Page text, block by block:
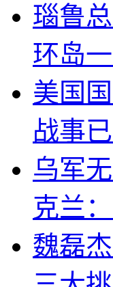
瑙鲁
环岛
美国
战事
乌军
克兰
魏磊